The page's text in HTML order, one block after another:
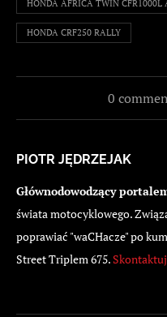
HONDA AFRICA TWIN CFR1000L
HONDA CRF250 RALLY
0
PIOTR JĘDRZEJAK
Głównodowodzący
świata motocyklowego.
poprawiać "waCHacze" po
Street Triplem 675.